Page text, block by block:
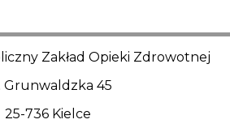
Zakład Opieki Zdrowotnej
Grunwaldzka 45
25-736 Kielce